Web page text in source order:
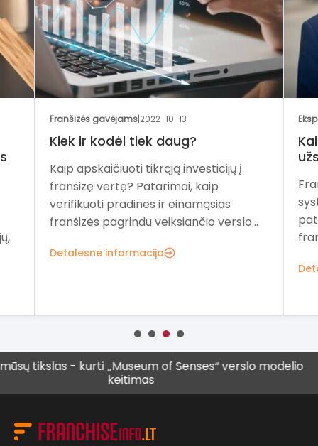
Franšizės gavėjams|2022-10-13
Kiek ir kodėl tiek daug?
Kaip apskaičiuoti tikrąją investicijų į
franšizę vertę? Patarimai, kaip
verifikuoti pradines ir einamąsias
franšizės pagrindu veiksiančio verslo...
Detalesnė informacija
- kurti „Museum of Senses“ verslo modelio
Vis